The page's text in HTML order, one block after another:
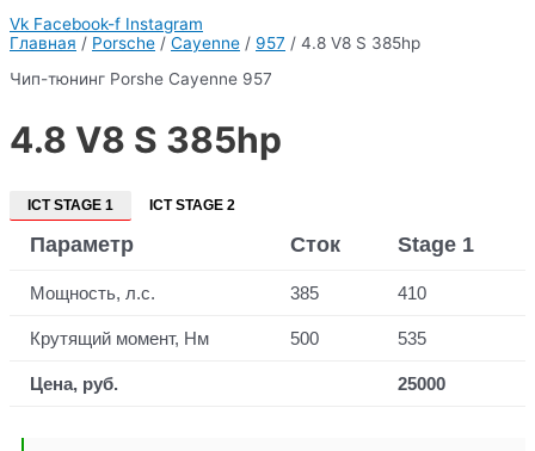
Vk Facebook-f Instagram
Главная / Porsche / Cayenne / 957 / 4.8 V8 S 385hp
Чип-тюнинг Porshe Cayenne 957
4.8 V8 S 385hp
ICT STAGE 1 ICT STAGE 2
Параметр Сток Stage 1
Мощность, л.с. 385 410
Крутящий момент, Нм 500 535
Цена, руб. 25000